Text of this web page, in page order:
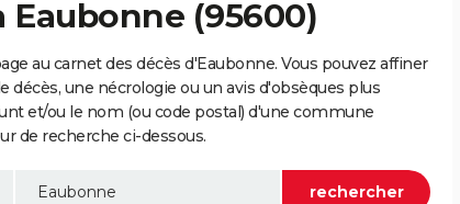
Eaubonne (95600)
au carnet des décès d'Eaubonne. Vous pouvez affiner
décès, une nécrologie ou un avis d'obsèques plus
et/ou le nom (ou code postal) d'une commune
de recherche ci-dessous.